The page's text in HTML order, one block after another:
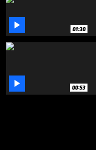
 01:30
 00:53